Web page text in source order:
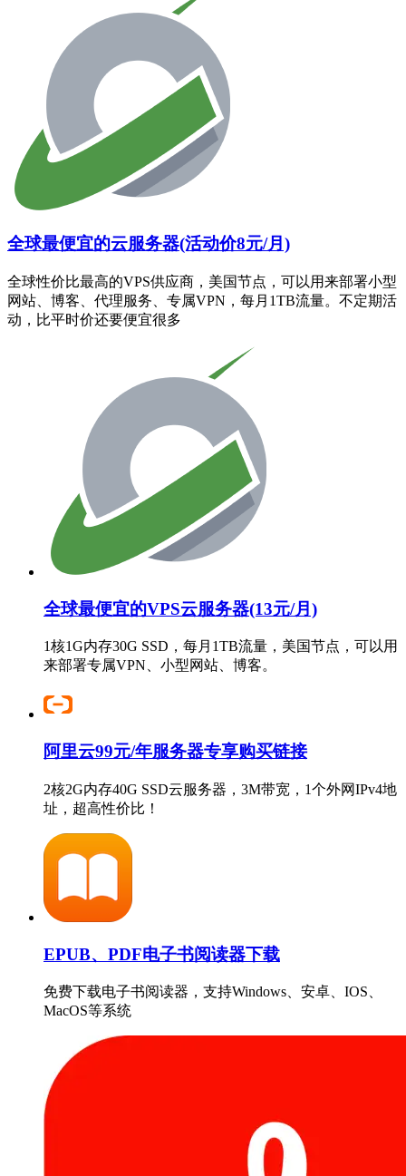
全球最便宜的云服务器(活动价8元/月)
全球性价比最高的VPS供应商，美国节点，可以用来部署小型
网站、博客、代理服务、专属VPN，每月1TB流量。不定期活
动，比平时价还要便宜很多
全球最便宜的VPS云服务器(13元/月)
1核1G内存30G SSD，每月1TB流量，美国节点，可以用
来部署专属VPN、小型网站、博客。
阿里云99元/年服务器专享购买链接
2核2G内存40G SSD云服务器，3M带宽，1个外网IPv4地
址，超高性价比！
EPUB、PDF电子书阅读器下载
免费下载电子书阅读器，支持Windows、安卓、IOS、
MacOS等系统